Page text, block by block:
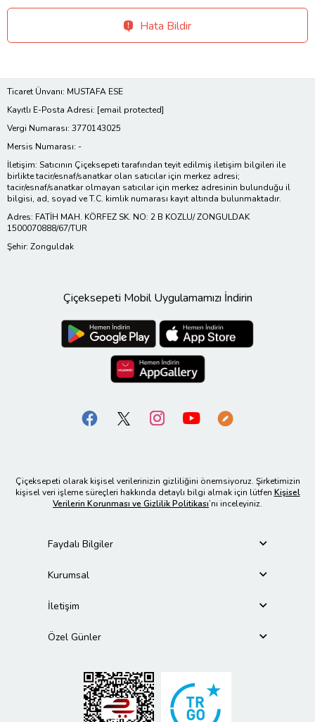
Hata Bildir
Ticaret Ünvanı: MUSTAFA ESE
Kayıtlı E-Posta Adresi: [email protected]
Vergi Numarası: 3770143025
Mersis Numarası: -
İletişim: Satıcının Çiçeksepeti tarafından teyit edilmiş iletişim bilgileri ile
birlikte tacir/esnaf/sanatkar olan satıcılar için merkez adresi;
tacir/esnaf/sanatkar olmayan satıcılar için merkez adresinin bulunduğu il
bilgisi, ad, soyad ve T.C. kimlik numarası kayıt altında bulunmaktadır.
Adres: FATİH MAH. KÖRFEZ SK. NO: 2 B KOZLU/ ZONGULDAK
1500070888/67/TUR
Şehir: Zonguldak
Çiçeksepeti Mobil Uygulamamızı İndirin
Çiçeksepeti olarak kişisel verilerinizin gizliliğini önemsiyoruz. Şirketimizin
kişisel veri işleme süreçleri hakkında detaylı bilgi almak için lütfen Kişisel
Verilerin Korunması ve Gizlilik Politikası’nı inceleyiniz.
Faydalı Bilgiler
Kurumsal
İletişim
Özel Günler